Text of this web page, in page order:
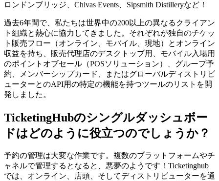
ロンドンブリッジ、Chivas Events、Sipsmith Distilleryなど！
過去6年間で、私たちは世界中の200以上の異なるクライアン
ト組織と熱心に協力してきました。それぞれが独自のチケッ
ト販売フロー（オンライン、モバイル、現地）とオンライン
収益を持ち、販売代理店のデスクトップ用、モバイル入場用
のポイントオブセール（POSソリューション）、グループ予
約、メンバーシップカード、またはグローバルディストリビ
ューターとのAPI用の特定の機能を持つツールのリストを開
発しました。
TicketingHubのシングルダッシュボー
ドはどのように役立つのでしょうか？
予約の管理は大変な作業です。複数のプラットフォームやチ
ャネルで管理するとなると、悪夢のようです！Ticketinghub
では、オンライン、店頭、そしてディストリビューターを通